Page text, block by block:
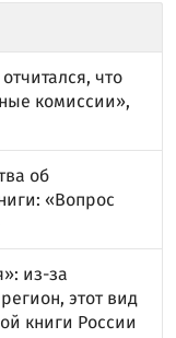
что
комиссии»,
об
«Вопрос
из-за
этот вид
книги России